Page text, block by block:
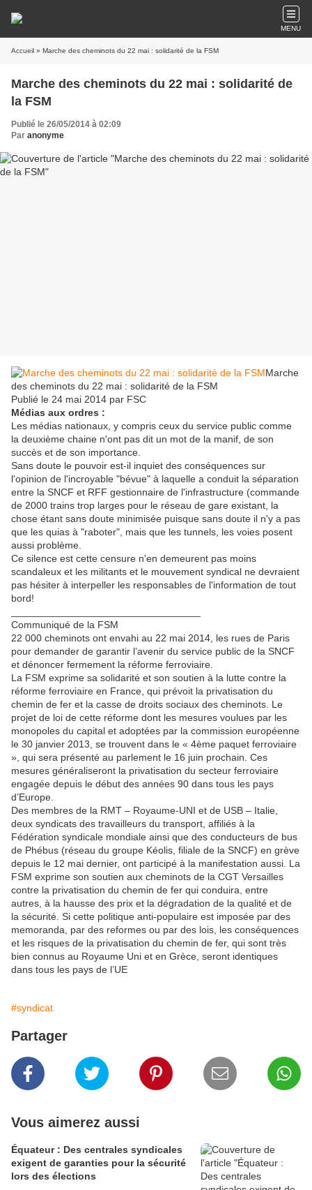
MENU
Accueil » Marche des cheminots du 22 mai : solidarité de la FSM
Marche des cheminots du 22 mai : solidarité de
la FSM
Publié le 26/05/2014 à 02:09
Par anonyme
Marche
des cheminots du 22 mai : solidarité de la FSM
Publié le 24 mai 2014 par FSC
Médias aux ordres :
Les médias nationaux, y compris ceux du service public comme
la deuxième chaine n'ont pas dit un mot de la manif, de son
succès et de son importance.
Sans doute le pouvoir est-il inquiet des conséquences sur
l'opinion de l'incroyable "bévue" à laquelle a conduit la séparation
entre la SNCF et RFF gestionnaire de l'infrastructure (commande
de 2000 trains trop larges pour le réseau de gare existant, la
chose étant sans doute minimisée puisque sans doute il n'y a pas
que les quias à "raboter", mais que les tunnels, les voies posent
aussi problème.
Ce silence est cette censure n'en demeurent pas moins
scandaleux et les militants et le mouvement syndical ne devraient
pas hésiter à interpeller les responsables de l'information de tout
bord!
Communiqué de la FSM
22 000 cheminots ont envahi au 22 mai 2014, les rues de Paris
pour demander de garantir l’avenir du service public de la SNCF
et dénoncer fermement la réforme ferroviaire.
La FSM exprime sa solidarité et son soutien à la lutte contre la
réforme ferroviaire en France, qui prévoit la privatisation du
chemin de fer et la casse de droits sociaux des cheminots. Le
projet de loi de cette réforme dont les mesures voulues par les
monopoles du capital et adoptées par la commission européenne
le 30 janvier 2013, se trouvent dans le « 4ème paquet ferroviaire
», qui sera présenté au parlement le 16 juin prochain. Ces
mesures généraliseront la privatisation du secteur ferroviaire
engagée depuis le début des années 90 dans tous les pays
d’Europe.
Des membres de la RMT – Royaume-UNI et de USB – Italie,
deux syndicats des travailleurs du transport, affiliés à la
Fédération syndicale mondiale ainsi que des conducteurs de bus
de Phébus (réseau du groupe Kéolis, filiale de la SNCF) en grève
depuis le 12 mai dernier, ont participé à la manifestation aussi. La
FSM exprime son soutien aux cheminots de la CGT Versailles
contre la privatisation du chemin de fer qui conduira, entre
autres, à la hausse des prix et la dégradation de la qualité et de
la sécurité. Si cette politique anti-populaire est imposée par des
memoranda, par des reformes ou par des lois, les conséquences
et les risques de la privatisation du chemin de fer, qui sont très
bien connus au Royaume Uni et en Grèce, seront identiques
dans tous les pays de l’UE
#syndicat
Partager
Vous aimerez aussi
Équateur : Des centrales syndicales
exigent de garanties pour la sécurité
lors des élections